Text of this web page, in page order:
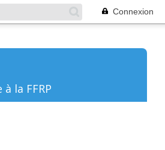
Connexion
la FFRP